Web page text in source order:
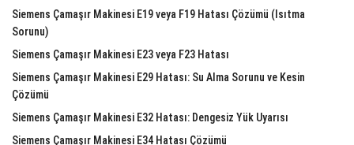
Siemens Çamaşır Makinesi E19 veya F19 Hatası Çözümü (Isıtma
Sorunu)
Siemens Çamaşır Makinesi E23 veya F23 Hatası
Siemens Çamaşır Makinesi E29 Hatası: Su Alma Sorunu ve Kesin
Çözümü
Siemens Çamaşır Makinesi E32 Hatası: Dengesiz Yük Uyarısı
Siemens Çamaşır Makinesi E34 Hatası Çözümü